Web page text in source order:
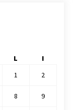
L
I
1
2
8 9